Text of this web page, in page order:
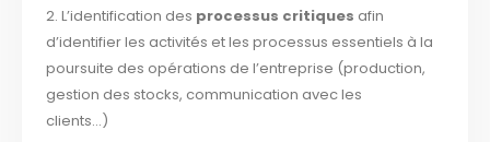
2. L’identification des processus critiques afin
d’identifier les activités et les processus essentiels à la
poursuite des opérations de l’entreprise (production,
gestion des stocks, communication avec les
clients…)